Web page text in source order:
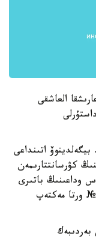
العاشقى
ءداستۇرلى
اتىنداعى
كۋرسانتتارىمەن
باتىرى
ۆيكتور پاتسايەۆ وقىعان العا قالاسىنداعى 2№ ورتا مەكتەپ